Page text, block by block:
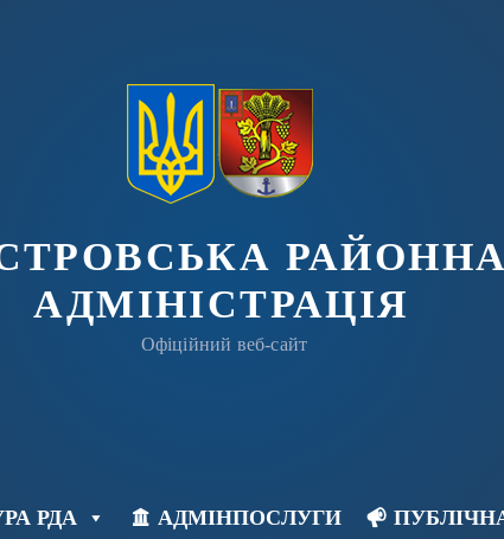
АДМІНІСТРАЦІЯ
Офіційний веб-сайт
РДА АДМІНПОСЛУГИ